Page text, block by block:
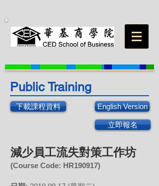
Public Training
下載課程資料 English Version
立即報名
減少員工流失對策工作坊
(Course Code: HR190917)